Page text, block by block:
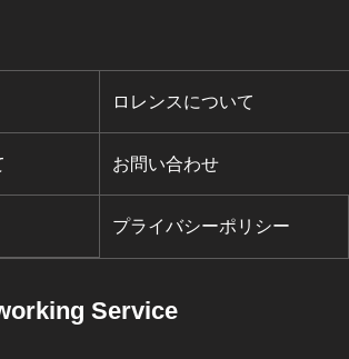
ロレンスについて
お問い合わせ
プライバシーポリシー
Service